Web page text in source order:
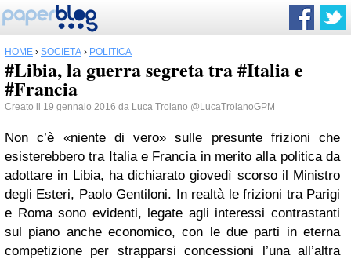
HOME › SOCIETÀ › POLITICA
#Libia, la guerra segreta tra #Italia e
#Francia
Creato il 19 gennaio 2016 da Luca Troiano @LucaTroianoGPM
Non c’è «niente di vero» sulle presunte frizioni che
esisterebbero tra Italia e Francia in merito alla politica da
adottare in Libia, ha dichiarato giovedì scorso il Ministro
degli Esteri, Paolo Gentiloni. In realtà le frizioni tra Parigi
e Roma sono evidenti, legate agli interessi contrastanti
sul piano anche economico, con le due parti in eterna
competizione per strapparsi concessioni l’una all’altra